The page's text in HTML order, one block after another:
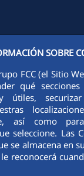
SOBRE
FCC (el Sitio
qué
y útiles,
así como
seleccione. Las
se almacena en
reconocerá
FCC